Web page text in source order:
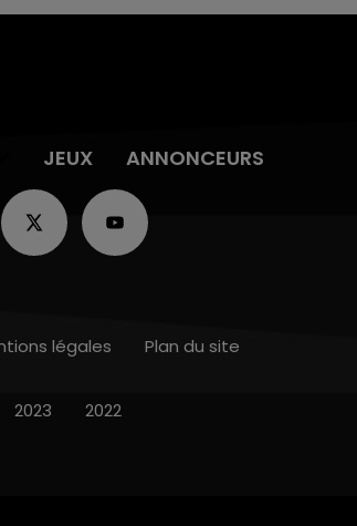
JEUX ANNONCEURS
légales Plan du site
2023 2022